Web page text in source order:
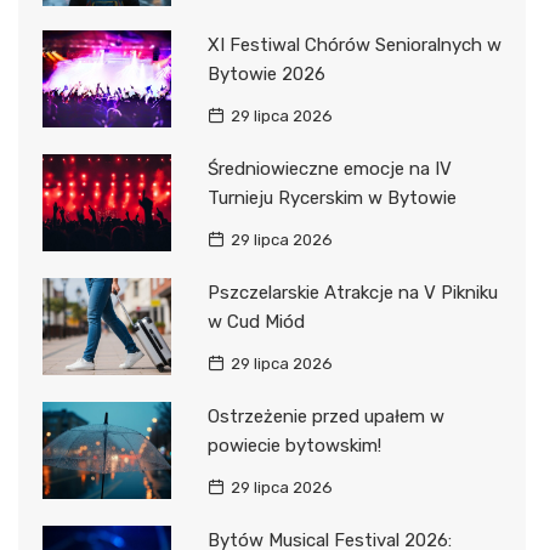
XI Festiwal Chórów Senioralnych w
Bytowie 2026
29 lipca 2026
Średniowieczne emocje na IV
Turnieju Rycerskim w Bytowie
29 lipca 2026
Pszczelarskie Atrakcje na V Pikniku
w Cud Miód
29 lipca 2026
Ostrzeżenie przed upałem w
powiecie bytowskim!
29 lipca 2026
Bytów Musical Festival 2026: